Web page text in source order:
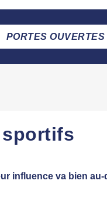
PORTES OUVERTES
sportifs
influence va bien